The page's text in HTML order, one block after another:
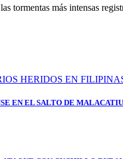
tormentas más intensas
EN EL SALTO DE